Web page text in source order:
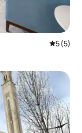
평점 5점
5 (5)